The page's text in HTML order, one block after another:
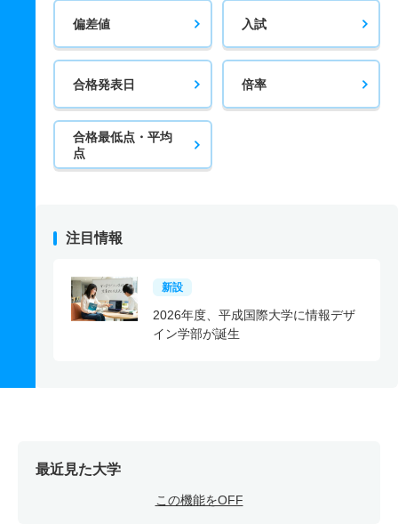
偏差値 入試
合格発表日 倍率
合格最低点・平均
点
注目情報
新設
2026年度、平成国際大学に情報デザ
イン学部が誕生
最近見た大学
この機能をOFF